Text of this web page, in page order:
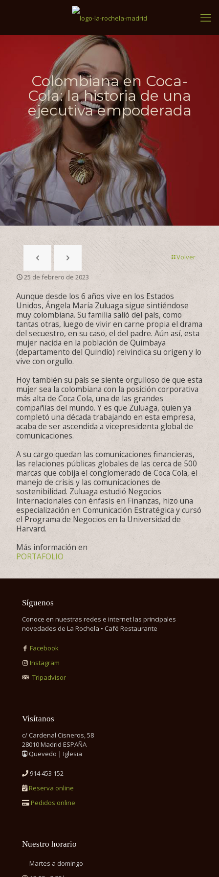
Colombiana en Coca-
Cola: la historia de una
ejecutiva empoderada
Volver
25 de febrero de 2023
Aunque desde los 6 años vive en los Estados
Unidos, Ángela María Zuluaga sigue sintiéndose
muy colombiana. Su familia salió del país, como
tantas otras, luego de vivir en carne propia el drama
del secuestro, en su caso, el del padre. Aún así, esta
mujer nacida en la población de Quimbaya
(departamento del Quindío) reivindica su origen y lo
vive con orgullo.
Hoy también su país se siente orgulloso de que esta
mujer sea la colombiana con la posición corporativa
más alta de Coca Cola, una de las grandes
compañías del mundo. Y es que Zuluaga, quien ya
completó una década trabajando en esta empresa,
acaba de ser ascendida a vicepresidenta global de
comunicaciones.
A su cargo quedan las comunicaciones financieras,
las relaciones públicas globales de las cerca de 500
marcas que cobija el conglomerado de Coca Cola, el
manejo de crisis y las comunicaciones de
sostenibilidad. Zuluaga estudió Negocios
Internacionales con énfasis en Finanzas, hizo una
especialización en Comunicación Estratégica y cursó
el Programa de Negocios en la Universidad de
Harvard.
Más información en
PORTAFOLIO
Síguenos
Conoce en nuestras redes e internet las principales
novedades de La Rochela • Café Restaurante
Facebook
Instagram
Tripadvisor
Visítanos
c/ Cardenal Cisneros, 58
28010 Madrid ESPAÑA
Quevedo | Iglesia
914 453 152
Reserva online
Pedidos online
Nuestro horario
Martes a domingo